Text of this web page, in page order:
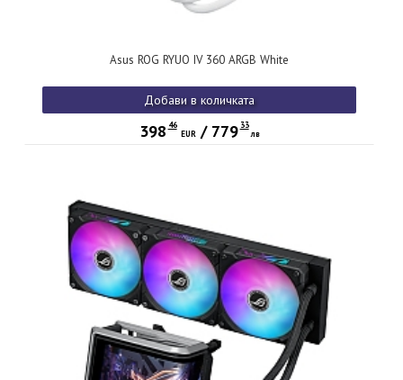
Asus ROG RYUO IV 360 ARGB White
Добави в количката
398 46
EUR/ 779 33
лв